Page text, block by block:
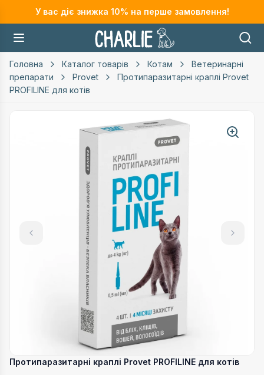
У вас діє знижка 10% на перше замовлення!
Головна Каталог товарів Котам
Ветеринарні
препарати
Provet
Протипаразитарні краплі Provet
PROFILINE для котів
Протипаразитарні краплі Provet PROFILINE для котів